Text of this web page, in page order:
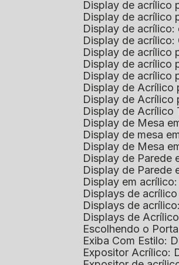
Display de
Display de
Display de
Display de
Display de
Display de
Display de
Display de
Display de
Display de
Display de Mesa
Display de mesa
Display de Mesa
Display de
Display de
Display em
Displays de
Displays de
Displays de
Escolhendo o
Exiba Com Estilo:
Expositor Acrílico: